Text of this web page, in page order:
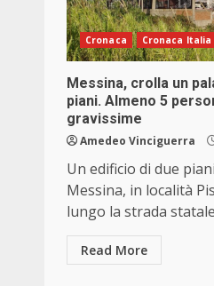
Cronaca Cronaca Italia
Messina, crolla un
piani. Almeno 5
gravissime
Amedeo Vinciguerra
Un edificio di due
Messina, in località
lungo la strada statale
Read More